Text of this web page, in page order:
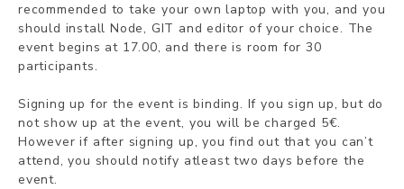
recommended to take your own laptop with you, and you
should install Node, GIT and editor of your choice. The
event begins at 17.00, and there is room for 30
participants.
Signing up for the event is binding. If you sign up, but do
not show up at the event, you will be charged 5€.
However if after signing up, you find out that you can’t
attend, you should notify atleast two days before the
event.